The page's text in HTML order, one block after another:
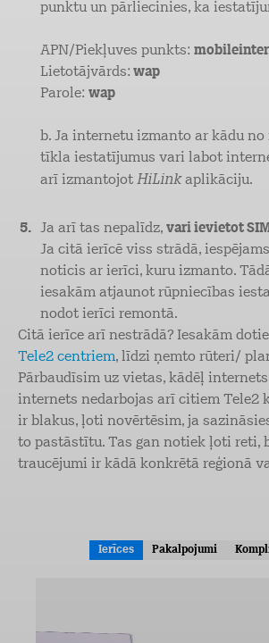
punktu un pārliecinies, ka
APN/Piekļuves punkts:
Lietotājvārds: wap
Parole: wap
b. Ja internetu izmanto ar kādu no
tīkla iestatījumus vari labot
arī izmantojot HiLinkaplikāciju.
Ja arī tas nepalīdz, vari ievietot
Ja citā ierīcē viss strādā,
noticis ar ierīci, kuru izmanto.
iesakām atjaunot rūpniecības
nodot ierīci remontā.
Citā ierīce arī nestrādā? Iesakām
Tele2 centriem, līdzi ņemto rūteri/
Pārbaudīsim uz vietas, kādēļ internets
internets nedarbojas arī citiem Tele2
ir blakus, ļoti novērtēsim, ja
to pastāstītu. Tas gan notiek ļoti reti,
traucējumi ir kādā konkrētā reģionā
Ierīces Pakalpojumi